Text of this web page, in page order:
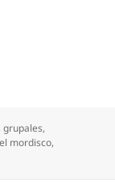
grupales,
mordisco,